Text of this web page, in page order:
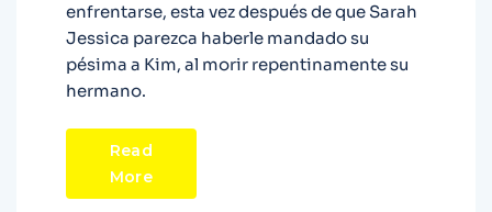
enfrentarse, esta vez después de que Sarah
Jessica parezca haberle mandado su
pésima a Kim, al morir repentinamente su
hermano.
Read
More